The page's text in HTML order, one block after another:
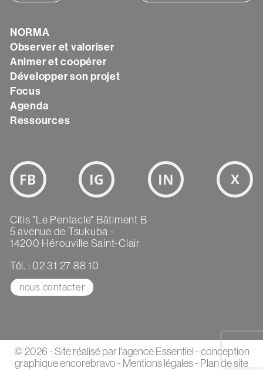
Texte
NORMA
Observer et valoriser
Animer et coopérer
Développer son projet
Focus
Agenda
Ressources
Bloc
Réseaux
Texte
Citis "Le Pentacle" Bâtiment B
5 avenue de Tsukuba -
14200 Hérouville Saint-Clair
Tél. : 02 31 27 88 10
nous contacter
© 2026 - Site réalisé par l'agence Essentiel - conception
graphiqueencorebravo - Mentions légales- Plan de site